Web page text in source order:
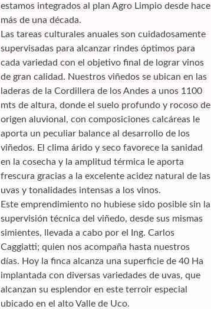
estamos integrados al plan Agro Limpio desde hace
más de una década.
Las tareas culturales anuales son cuidadosamente
supervisadas para alcanzar rindes óptimos para
cada variedad con el objetivo final de lograr vinos
de gran calidad. Nuestros viñedos se ubican en las
laderas de la Cordillera de los Andes a unos 1100
mts de altura, donde el suelo profundo y rocoso de
origen aluvional, con composiciones calcáreas le
aporta un peculiar balance al desarrollo de los
viñedos. El clima árido y seco favorece la sanidad
en la cosecha y la amplitud térmica le aporta
frescura gracias a la excelente acidez natural de las
uvas y tonalidades intensas a los vinos.
Este emprendimiento no hubiese sido posible sin la
supervisión técnica del viñedo, desde sus mismas
simientes, llevada a cabo por el Ing. Carlos
Caggiatti; quien nos acompaña hasta nuestros
días. Hoy la finca alcanza una superficie de 40 Ha
implantada con diversas variedades de uvas, que
alcanzan su esplendor en este terroir especial
ubicado en el alto Valle de Uco.